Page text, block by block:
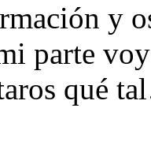
y
parte
qué